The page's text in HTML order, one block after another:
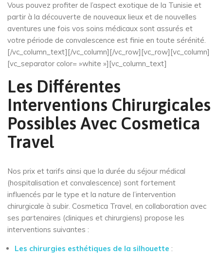
Vous pouvez profiter de l’aspect exotique de la Tunisie et
partir à la découverte de nouveaux lieux et de nouvelles
aventures une fois vos soins médicaux sont assurés et
votre période de convalescence est finie en toute sérénité.
[/vc_column_text][/vc_column][/vc_row][vc_row][vc_column]
[vc_separator color= »white »][vc_column_text]
Les Différentes
Interventions Chirurgicales
Possibles Avec Cosmetica
Travel
Nos prix et tarifs ainsi que la durée du séjour médical
(hospitalisation et convalescence) sont fortement
influencés par le type et la nature de l’intervention
chirurgicale à subir. Cosmetica Travel, en collaboration avec
ses partenaires (cliniques et chirurgiens) propose les
interventions suivantes :
Les chirurgies esthétiques de la silhouette :